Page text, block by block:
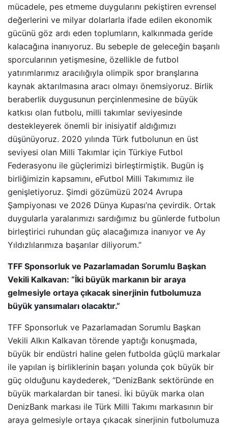
mücadele, pes etmeme duygularını pekiştiren evrensel
değerlerini ve milyar dolarlarla ifade edilen ekonomik
gücünü göz ardı eden toplumların, kalkınmada geride
kalacağına inanıyoruz. Bu sebeple de geleceğin başarılı
sporcularının yetişmesine, özellikle de futbol
yatırımlarımız aracılığıyla olimpik spor branşlarına
kaynak aktarılmasına aracı olmayı önemsiyoruz. Birlik
beraberlik duygusunun perçinlenmesine de büyük
katkısı olan futbolu, milli takımlar seviyesinde
destekleyerek önemli bir inisiyatif aldığımızı
düşünüyoruz. 2020 yılında Türk futbolunun en üst
seviyesi olan Milli Takımlar için Türkiye Futbol
Federasyonu ile güçlerimizi birleştirmiştik. Bugün iş
birliğimizin kapsamını, eFutbol Milli Takımımız ile
genişletiyoruz. Şimdi gözümüzü 2024 Avrupa
Şampiyonası ve 2026 Dünya Kupası’na çevirdik. Ortak
duygularla yaralarımızı sardığımız bu günlerde futbolun
birleştirici ruhundan güç alacağımıza inanıyor ve Ay
Yıldızlılarımıza başarılar diliyorum.”
TFF Sponsorluk ve Pazarlamadan Sorumlu Başkan
Vekili Kalkavan: “İki büyük markanın bir araya
gelmesiyle ortaya çıkacak sinerjinin futbolumuza
büyük yansımaları olacaktır.”
TFF Sponsorluk ve Pazarlamadan Sorumlu Başkan
Vekili Alkın Kalkavan törende yaptığı konuşmada,
büyük bir endüstri haline gelen futbolda güçlü markalar
ile yapılan iş birliklerinin başarı yolunda çok büyük bir
güç olduğunu kaydederek, “DenizBank sektöründe en
büyük markalardan bir tanesi. İki büyük marka olan
DenizBank markası ile Türk Milli Takımı markasının bir
araya gelmesiyle ortaya çıkacak sinerjinin futbolumuza